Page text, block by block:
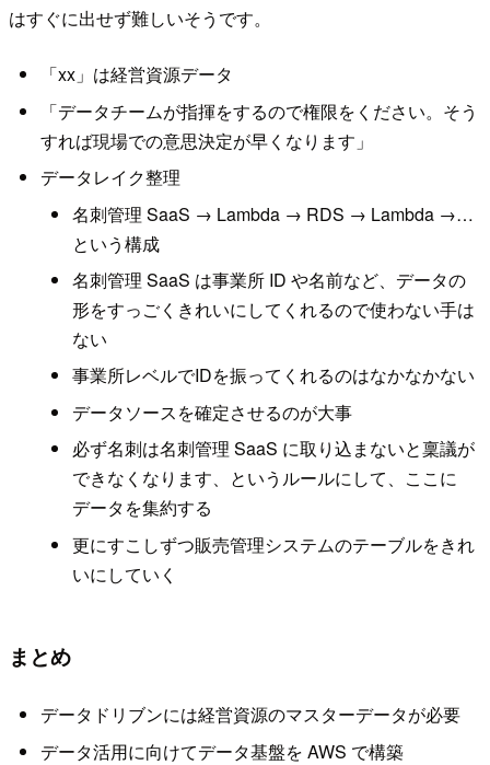
はすぐに出せず難しいそうです。
「xx」は経営資源データ
「データチームが指揮をするので権限をください。そう
すれば現場での意思決定が早くなります」
データレイク整理
名刺管理 SaaS → Lambda → RDS → Lambda →…
という構成
名刺管理 SaaS は事業所 ID や名前など、データの
形をすっごくきれいにしてくれるので使わない手は
ない
事業所レベルでIDを振ってくれるのはなかなかない
データソースを確定させるのが大事
必ず名刺は名刺管理 SaaS に取り込まないと稟議が
できなくなります、というルールにして、ここに
データを集約する
更にすこしずつ販売管理システムのテーブルをきれ
いにしていく
まとめ
データドリブンには経営資源のマスターデータが必要
データ活用に向けてデータ基盤を AWS で構築